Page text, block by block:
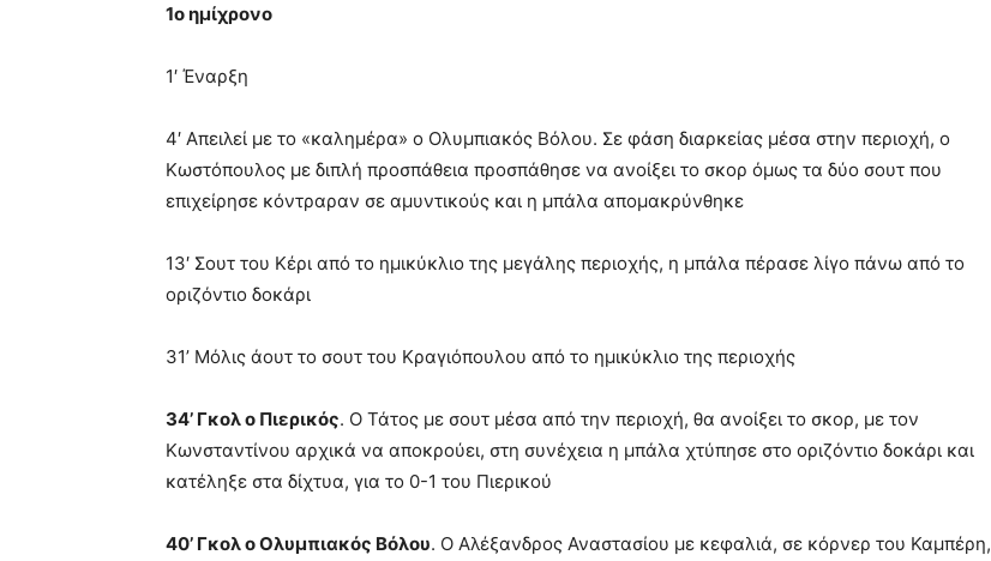
1ο ημίχρονο
1′ Έναρξη
4′ Απειλεί με το «καλημέρα» ο Ολυμπιακός Βόλου. Σε φάση διαρκείας μέσα στην περιοχή, ο
Κωστόπουλος με διπλή προσπάθεια προσπάθησε να ανοίξει το σκορ όμως τα δύο σουτ που
επιχείρησε κόντραραν σε αμυντικούς και η μπάλα απομακρύνθηκε
13′ Σουτ του Κέρι από το ημικύκλιο της μεγάλης περιοχής, η μπάλα πέρασε λίγο πάνω από το
οριζόντιο δοκάρι
31’ Μόλις άουτ το σουτ του Κραγιόπουλου από το ημικύκλιο της περιοχής
34’ Γκολ ο Πιερικός. Ο Τάτος με σουτ μέσα από την περιοχή, θα ανοίξει το σκορ, με τον
Κωνσταντίνου αρχικά να αποκρούει, στη συνέχεια η μπάλα χτύπησε στο οριζόντιο δοκάρι και
κατέληξε στα δίχτυα, για το 0-1 του Πιερικού
40’ Γκολ ο Ολυμπιακός Βόλου. Ο Αλέξανδρος Αναστασίου με κεφαλιά, σε κόρνερ του Καμπέρη,